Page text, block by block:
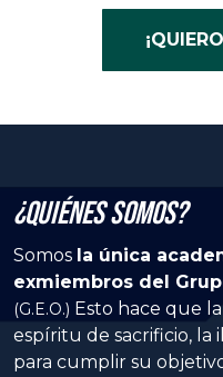
¿Quiénes Somos?
Somos la única
exmiembros del
(G.E.O.) Esto hace que
espíritu de sacrificio, la
para cumplir su